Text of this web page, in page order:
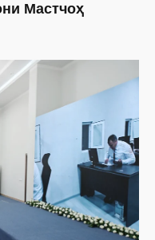
Мастчоҳ